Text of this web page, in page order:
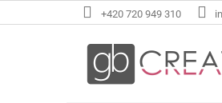
na
+420 720 949 310